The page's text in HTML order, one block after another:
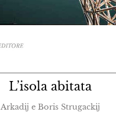
L’isola abitata
Arkadij e Boris Strugackij